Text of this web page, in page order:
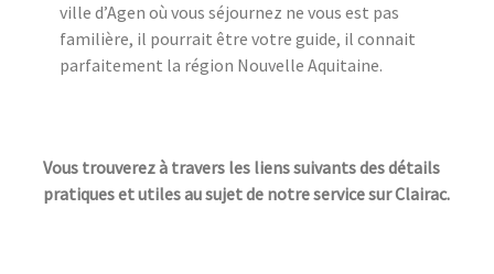
ville d’Agen où vous séjournez ne vous est pas
familière, il pourrait être votre guide, il connait
parfaitement la région Nouvelle Aquitaine.
Vous trouverez à travers les liens suivants des détails
pratiques et utiles au sujet de notre service sur Clairac.